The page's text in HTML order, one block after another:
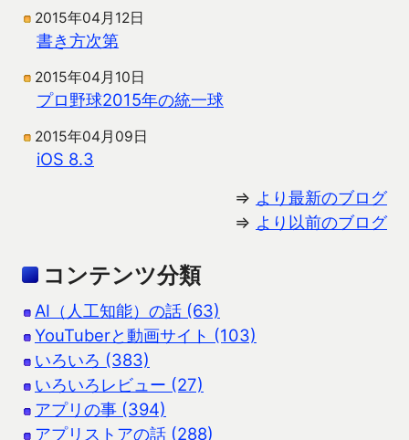
2015年04月12日
書き方次第
2015年04月10日
プロ野球2015年の統一球
2015年04月09日
iOS 8.3
⇒ より最新のブログ
⇒ より以前のブログ
コンテンツ分類
AI（人工知能）の話 (63)
YouTuberと動画サイト (103)
いろいろ (383)
いろいろレビュー (27)
アプリの事 (394)
アプリストアの話 (288)